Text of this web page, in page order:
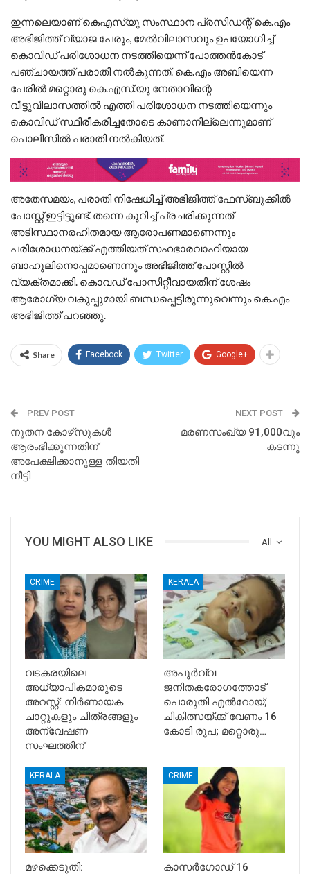
ഇന്നലെയാണ് കെഎസ്‌യു സംസ്ഥാന പ്രസിഡന്റ് കെ.എം
അഭിജിത്ത് വ്യാജ പേരും, മേല്‍വിലാസവും ഉപയോഗിച്ച്
കൊവിഡ് പരിശോധന നടത്തിയെന്ന് പോത്തന്‍കോട്
പഞ്ചായത്ത് പരാതി നല്‍കുന്നത്. കെ.എം അബിയെന്ന
പേരില്‍ മറ്റൊരു കെ.എസ്.യു നേതാവിന്റെ
വീട്ടുവിലാസത്തില്‍ എത്തി പരിശോധന നടത്തിയെന്നും
കൊവിഡ് സ്ഥിരീകരിച്ചതോടെ കാണാനില്ലെന്നുമാണ്
പൊലീസില്‍ പരാതി നല്‍കിയത്.
അതേസമയം, പരാതി നിഷേധിച്ച് അഭിജിത്ത് ഫേസ്ബുക്കില്‍
പോസ്റ്റ് ഇട്ടിട്ടുണ്ട്. തന്നെ കുറിച്ച് പ്രചരിക്കുന്നത്
അടിസ്ഥാനരഹിതമായ ആരോപണമാണെന്നും
പരിശോധനയ്ക്ക് എത്തിയത് സഹഭാരവാഹിയായ
ബാഹുലിനൊപ്പമാണെന്നും അഭിജിത്ത് പോസ്റ്റില്‍
വ്യക്തമാക്കി. കൊവഡ് പോസിറ്റീവായതിന് ശേഷം
ആരോഗ്യ വകുപ്പുമായി ബന്ധപ്പെട്ടിരുന്നുവെന്നും കെ.എം
അഭിജിത്ത് പറഞ്ഞു.
Share Facebook Twitter Google+
PREV POST
നൂതന കോഴ്‌സുകള്‍
ആരംഭിക്കുന്നതിന്
അപേക്ഷിക്കാനുള്ള തിയതി
നീട്ടി
NEXT POST
മരണസംഖ്യ 91,000വും
കടന്നു
All
YOU MIGHT ALSO LIKE
CRIME
വടകരയിലെ
അധ്യാപികമാരുടെ
അറസ്റ്റ്: നിർണായക
ചാറ്റുകളും ചിത്രങ്ങളും
അന്വേഷണ
സംഘത്തിന്
KERALA
അപൂര്‍വ്വ
ജനിതകരോഗത്തോട്
പൊരുതി എല്‍റോയ്;
ചികിത്സയ്ക്ക് വേണം 16
കോടി രൂപ; മറ്റൊരു…
KERALA
മഴക്കെടുതി:
CRIME
കാസർഗോഡ് 16